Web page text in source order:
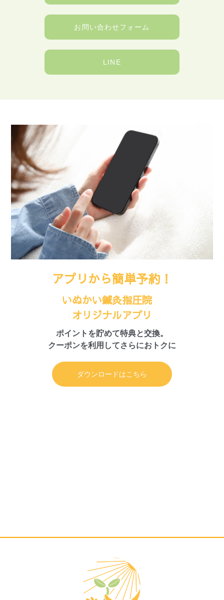
お問い合わせフォーム
LINE
アプリから簡単予約！
いぬかい鍼灸指圧院
オリジナルアプリ
ポイントを貯めて特典と交換。
クーポンを利用してさらにおトクに
ダウンロードはこちら